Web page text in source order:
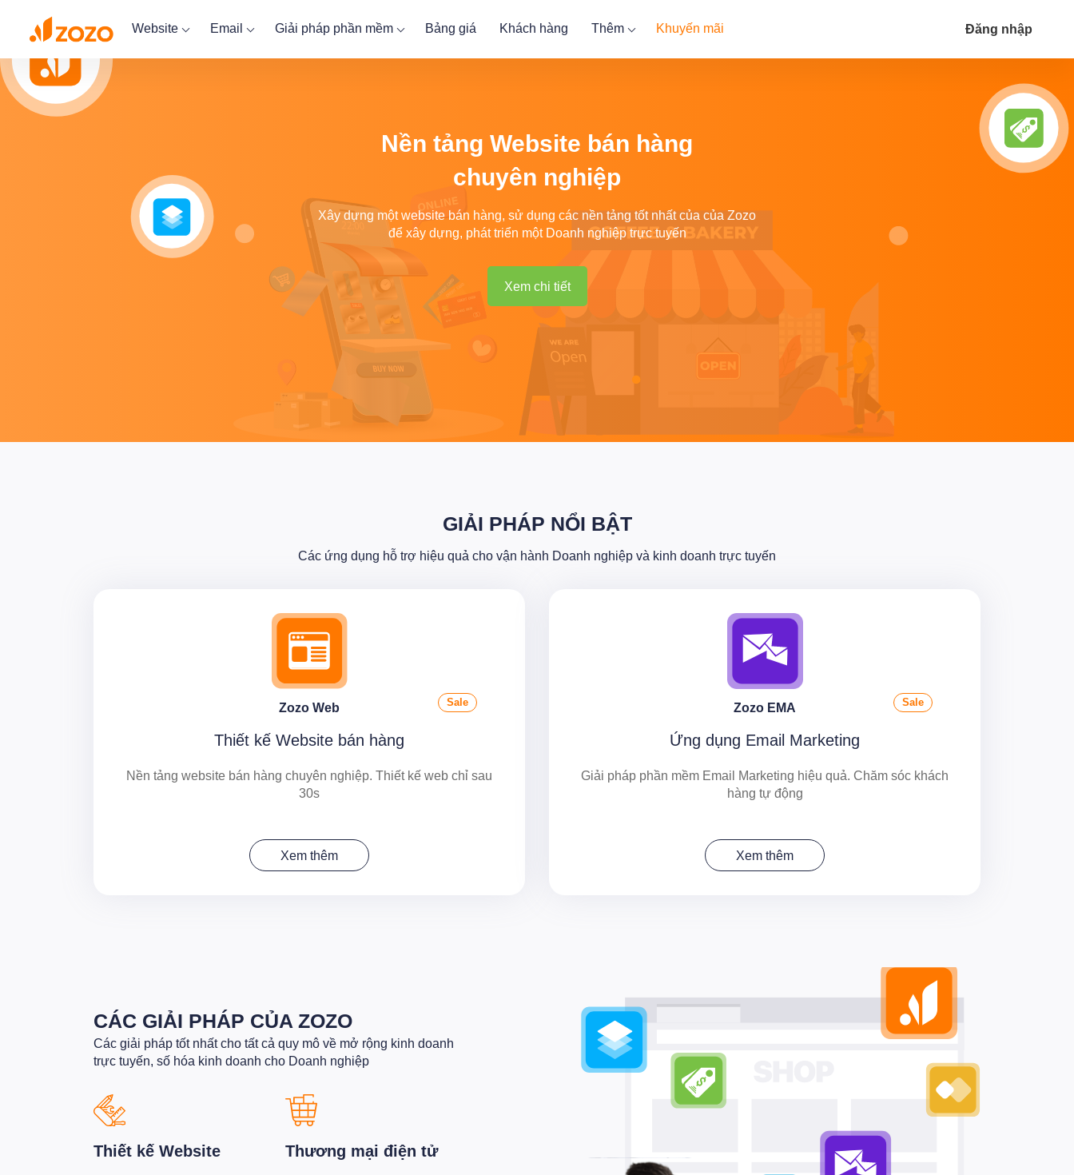
Website Email Giải pháp phần mềm Bảng giá Khách hàng Thêm Khuyến mãi Đăng nhập
Nền tảng Website bán hàng
chuyên nghiệp
Xây dựng một website bán hàng, sử dụng các nền tảng tốt nhất của của Zozo
để xây dựng, phát triển một Doanh nghiệp trực tuyến
Xem chi tiết
GIẢI PHÁP NỔI BẬT
Các ứng dụng hỗ trợ hiệu quả cho vận hành Doanh nghiệp và kinh doanh trực tuyến
Zozo Web Sale
Thiết kế Website bán hàng
Nền tảng website bán hàng chuyên nghiệp. Thiết kế web chỉ sau
30s
Xem thêm
Zozo EMA Sale
Ứng dụng Email Marketing
Giải pháp phần mềm Email Marketing hiệu quả. Chăm sóc khách
hàng tự động
Xem thêm
CÁC GIẢI PHÁP CỦA ZOZO
Các giải pháp tốt nhất cho tất cả quy mô về mở rộng kinh doanh
trực tuyến, số hóa kinh doanh cho Doanh nghiệp
Thiết kế Website Thương mại điện tử